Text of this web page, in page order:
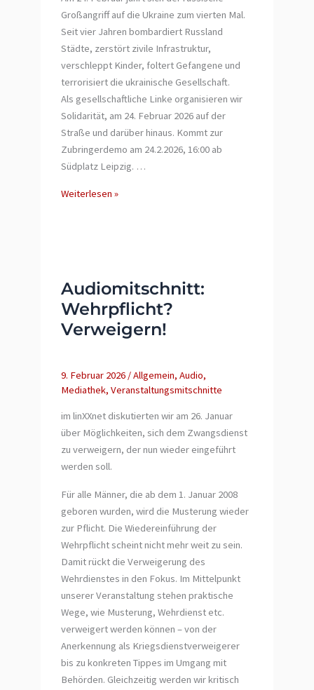
Großangriff auf die Ukraine zum vierten Mal.
Seit vier Jahren bombardiert Russland
Städte, zerstört zivile Infrastruktur,
verschleppt Kinder, foltert Gefangene und
terrorisiert die ukrainische Gesellschaft.
Als gesellschaftliche Linke organisieren wir
Solidarität, am 24. Februar 2026 auf der
Straße und darüber hinaus. Kommt zur
Zubringerdemo am 24.2.2026, 16:00 ab
Südplatz Leipzig. …
Linke
No
money
for
to
the
people!
Weiterlesen »
Audiomitschnitt:
Wehrpflicht?
Verweigern!
9. Februar 2026 /Allgemein,Audio,
Mediathek,Veranstaltungsmitschnitte
im linXXnet diskutierten wir am 26. Januar
über Möglichkeiten, sich dem Zwangsdienst
zu verweigern, der nun wieder eingeführt
werden soll.
Für alle Männer, die ab dem 1. Januar 2008
geboren wurden, wird die Musterung wieder
zur Pflicht. Die Wiedereinführung der
Wehrpflicht scheint nicht mehr weit zu sein.
Damit rückt die Verweigerung des
Wehrdienstes in den Fokus. Im Mittelpunkt
unserer Veranstaltung stehen praktische
Wege, wie Musterung, Wehrdienst etc.
verweigert werden können – von der
Anerkennung als Kriegsdienstverweigerer
bis zu konkreten Tippes im Umgang mit
Behörden. Gleichzeitig werden wir kritisch